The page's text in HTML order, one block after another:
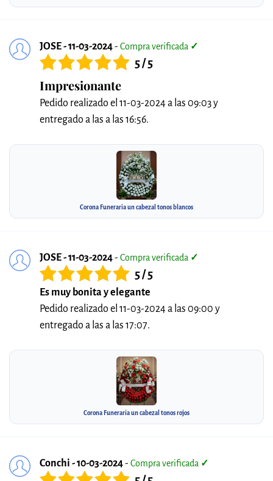
JOSE - 11-03-2024- Compra verificada ✓
5 / 5
Impresionante
Pedido realizado el 11-03-2024 a las 09:03 y
entregado a las a las 16:56.
Corona Funeraria un cabezal tonos blancos
JOSE - 11-03-2024- Compra verificada ✓
5 / 5
Es muy bonita y elegante
Pedido realizado el 11-03-2024 a las 09:00 y
entregado a las a las 17:07.
Corona Funeraria un cabezal tonos rojos
Conchi - 10-03-2024- Compra verificada ✓